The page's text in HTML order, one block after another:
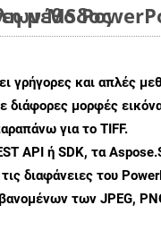
μέθοδος
MS
γρήγορες και απλές
διάφορες μορφές
για το TIFF.
API ή SDK, τα
διαφάνειες του
των JPEG,